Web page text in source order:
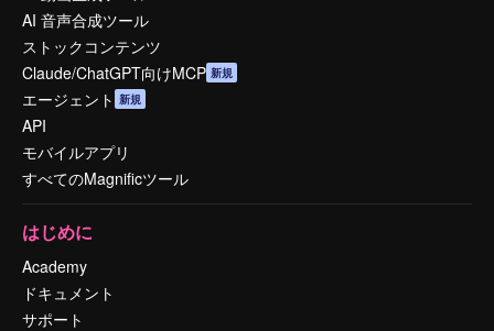
AI 音声合成ツール
ストックコンテンツ
Claude/ChatGPT向けMCP 新規
エージェント 新規
API
モバイルアプリ
すべてのMagnificツール
はじめに
Academy
ドキュメント
サポート